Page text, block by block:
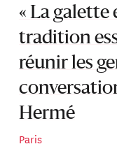
« La galette
tradition
réunir les
Hermé
Paris